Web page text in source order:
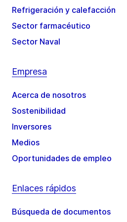
Refrigeración y calefacción
Sector farmacéutico
Sector Naval
Empresa
Acerca de nosotros
Sostenibilidad
Inversores
Medios
Oportunidades de empleo
Enlaces rápidos
Búsqueda de documentos